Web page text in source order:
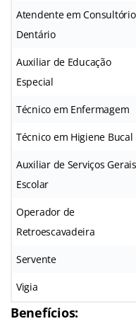
Atendente em Consultório
Dentário
Auxiliar de Educação
Especial
Técnico em Enfermagem
Técnico em Higiene Bucal
Auxiliar de Serviços
Escolar
Operador de
Retroescavadeira
Servente
Vigia
Benefícios: